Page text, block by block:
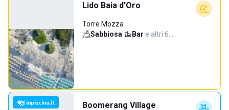
Lido Baia d'Oro
Torre Mozza
Sabbiosa· Bar·e altri 6…
Boomerang Village